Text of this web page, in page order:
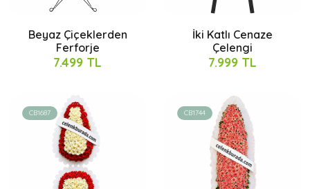
Beyaz Çiçeklerden
Ferforje
7.499 TL
İki Katlı Cenaze
Çelengi
7.999 TL
CB1687 CB1744